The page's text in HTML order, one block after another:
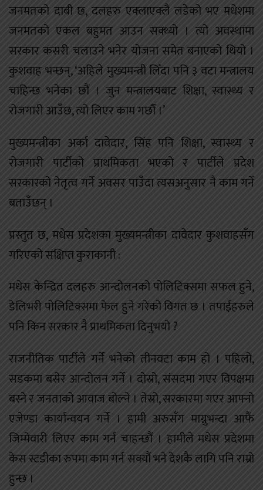
जनमतको दाबी छ, दलहरु एक्लाएक्लै लडेको भए मधेशमा
जनमतको एकल बहुमत आउन सक्थ्यो । त्यो अवस्थामा
सरकार कसरी चलाउने भनेर योजना समेत बनाएको थियो ।
कुशवाह भन्छन्, ‘अहिले मुख्यमन्त्री लिँदा पनि ३ वटा मन्त्रालय
चाहिन्छ भनेका छौं । जुन मन्त्रालयबाट शिक्षा, स्वास्थ्य र
रोजगारी आउँछ, त्यो लिएर काम गर्छौं ।’
मुख्यमन्त्रीका अर्का दावेदार, सिंह पनि शिक्षा, स्वास्थ्य र
रोजगारी पार्टीको प्राथमिकता भएको र पार्टीले प्रदेश
सरकारको नेतृत्व गर्ने अवसर पाउँदा त्यसअनुसार नै काम गर्ने
बताउँछन् ।
प्रस्तुत छ, मधेस प्रदेशका मुख्यमन्त्रीका दावेदार कुशवाहसँग
गरिएको संक्षिप्त कुराकानी :
मधेस केन्द्रित दलहरु आन्दोलनको पोलिटिक्समा सफल हुने,
डेलिभरी पोलिटिक्समा फेल हुने गरेको विगत छ । तपाईहरुले
पनि किन सरकार नै प्राथमिकता दिनुभयो ?
राजनीतिक पार्टीले गर्ने भनेको तीनवटा काम हो । पहिलो,
सडकमा बसेर आन्दोलन गर्ने । दोस्रो, संसदमा गएर विपक्षमा
बस्ने र जनताको आवाज बोल्ने । तेस्रो, सरकारमा गएर आफ्नो
एजेण्डा कार्यान्वयन गर्ने । हामी अरुसँग माग्नुभन्दा आफैं
जिम्मेवारी लिएर काम गर्न चाहन्छौं । हामीले मधेस प्रदेशमा
केस स्टडीका रुपमा काम गर्न सक्यौं भने देशकै लागि पनि राम्रो
हुन्छ ।